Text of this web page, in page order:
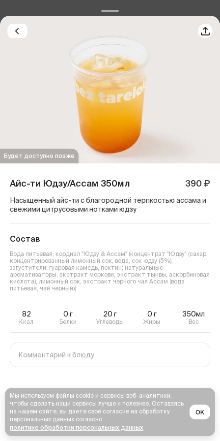
Будет доступно позже
Айс-ти Юдзу/Ассам 350мл 390 ₽
Насыщенный айс-ти с благородной терпкостью ассама и
свежими цитрусовыми нотками юдзу
Состав
Вода питьевая, кордиал "Юдзу & Ассам" (концентрат "Юдзу" (сахар,
концентрированный лимонный сок, вода, сок юдзу (5%),
загустители: гуаровая камедь, пектин; натуральные
ароматизаторы, экстракт моркови, экстракт тыквы, аскорбиновая
кислота), лимонный сок, экстракт черного чая Ассам (вода
питьевая, чай черный)).
82
Ккал
0 г
Белки
20 г
Углеводы
0 г
Жиры
350мл
Вес
Мы используем файлы cookie и сервисы веб-аналитики,
чтобы сделать наши сервисы лучше и полезнее. Оставаясь
на нашем сайте, вы даете своё согласие на обработку
персональных данных согласно
политике обработки персональных данных
OK